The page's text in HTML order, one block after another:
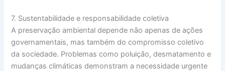
7. Sustentabilidade e responsabilidade coletiva
A preservação ambiental depende não apenas de ações
governamentais, mas também do compromisso coletivo
da sociedade. Problemas como poluição, desmatamento e
mudanças climáticas demonstram a necessidade urgente